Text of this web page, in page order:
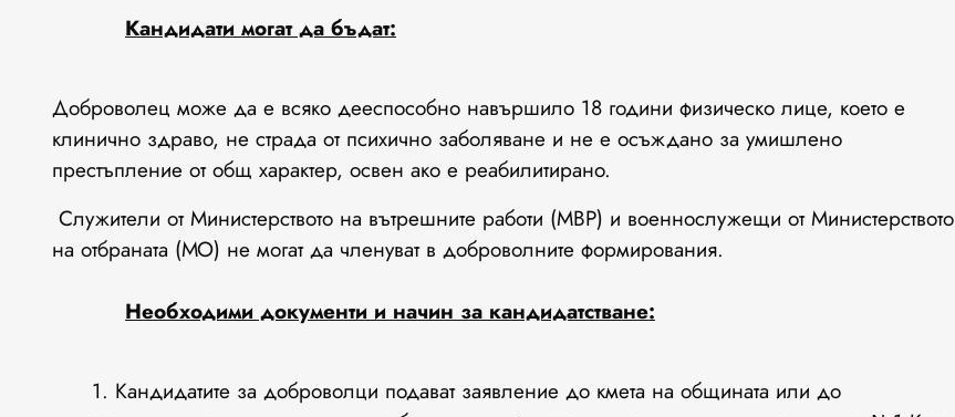
Кандидати могат да бъдат:
Доброволец може да е всяко дееспособно навършило 18 години физическо лице, което е
клинично здраво, не страда от психично заболяване и не е осъждано за умишлено
престъпление от общ характер, освен ако е реабилитирано.
Служители от Министерството на вътрешните работи (МВР) и военнослужещи от Министерството
на отбраната (МО) не могат да членуват в доброволните формирования.
Необходими документи и начин за кандидатстване:
1. Кандидатите за доброволци подават заявление до кмета на общината или до